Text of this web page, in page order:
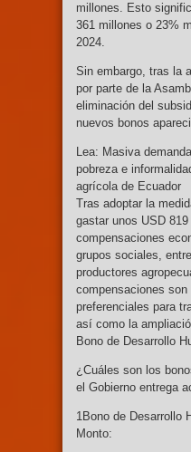
millones. Esto
361 millones o 23%
2024.
Sin embargo, tras la
por parte de la
eliminación del
nuevos bonos
Lea: Masiva
pobreza e
agrícola de Ecuador
Tras adoptar la
gastar unos USD
compensaciones
grupos sociales,
productores
compensaciones
preferenciales para
así como la
Bono de Desarrollo
¿Cuáles son los
el Gobierno entrega
1Bono de Desarrollo
Monto: